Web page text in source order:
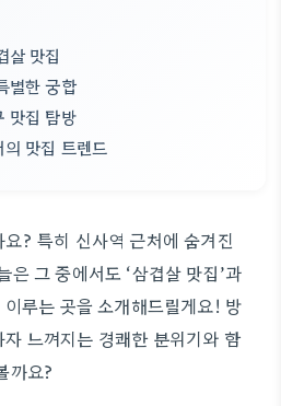
살 맛집
별한 궁합
맛집 탐방
맛집 트렌드
? 특히 신사역 근처에 숨겨진
은 그 중에서도 ‘삼겹살 맛집’과
이루는 곳을 소개해드릴게요! 방
느껴지는 경쾌한 분위기와 함
까요?